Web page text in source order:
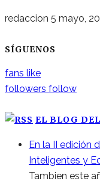
redaccion 5 mayo,
SÍGUENOS
fans like
followers follow
EL BLOG
En la II edición
Inteligentes y
Tambien este